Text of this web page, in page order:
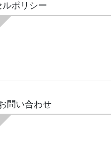
ルポリシー
問い合わせ